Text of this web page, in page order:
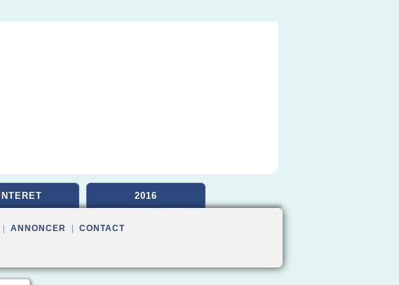
INTERET 2016
ANNONCER CONTACT